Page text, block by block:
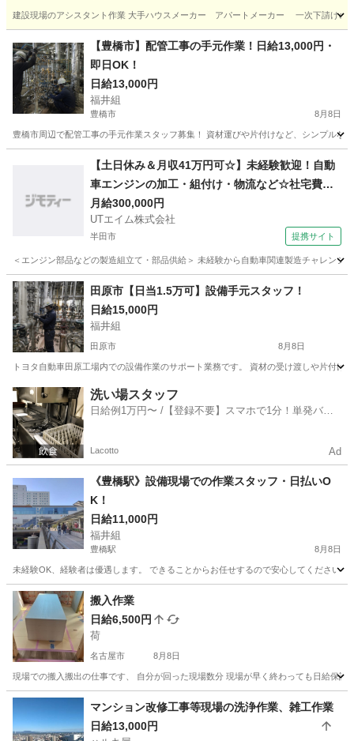
建設現場のアシスタント作業 大手ハウスメーカー アパートメーカー 一次下請けの
永覚駅 その他 建設現場
【豊橋市】配管工事の手元作業！日給13,000円・
即日OK！
日給13,000円
福井組
豊橋市 8月8日
豊橋市周辺で配管工事の手元作業スタッフ募集！ 資材運びや片付けなど、シンプル
建築
【土日休み＆月収41万円可☆】未経験歓迎！自動
車エンジンの加工・組付け・物流など☆社宅費全
額補助☆駅から無料送迎あり◎直接雇用の可能性
あり！【カップル・家族入寮OK】＜愛知県碧南市
＞
月給300,000円
UTエイム株式会社
半田市 提携サイト
＜エンジン部品などの製造組立て・部品供給＞ 未経験から自動車関連製造チャレン
愛知 半田市 大工
田原市【日当1.5万可】設備手元スタッフ！
日給15,000円
福井組
田原市 8月8日
トヨタ自動車田原工場内での設備作業のサポート業務です。 資材の受け渡しや片付
愛知 田原市 建築
洗い場スタッフ
日給例1万円〜 /【登録不要】スマホで1分！単発バイ
Lacotto Ad
《豊橋駅》設備現場での作業スタッフ・日払いO
K！
日給11,000円
福井組
豊橋駅 8月8日
未経験OK、経験者は優遇します。 できることからお任せするので安心してください
愛知 豊橋市 豊橋駅
搬入作業
日給6,500円
荷
名古屋市 8月8日
現場での搬入搬出の仕事です、 自分が回った現場数分 現場が早く終わっても日給保
愛知 名古屋市 マンション改修工事等現場の洗浄作業、雑工作業
日給13,000円